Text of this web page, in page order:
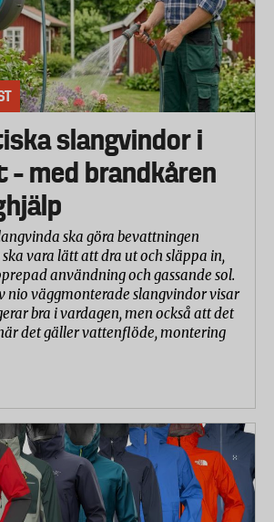
slangvindor i
med brandkåren
ska göra bevattningen
vara lätt att dra ut och släppa in,
användning och gassande sol.
nio väggmonterade slangvindor visar
bra i vardagen, men också att det
det gäller vattenflöde, montering